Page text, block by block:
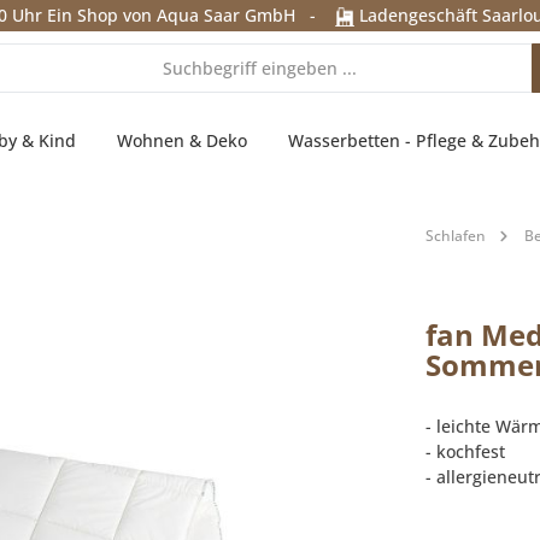
Uhr Ein Shop von Aqua Saar GmbH - Ladengeschäft
& Kind Wohnen & Deko Wasserbetten - Pflege &
Schlafen
fan
- leichte
- kochfest
-